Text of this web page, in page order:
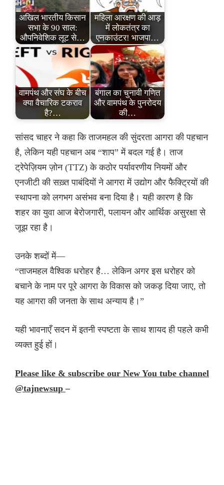
अखिल भारतीय किसान
सभा के 90 साल:
औपनिवेशिक लूट से…
महिला आरक्षण की आड़
में लोकतंत्र का
एनकाउंटर! भाजपा…
वामपंथ और संघ के बीच
क्या वैचारिक टकराव
है?…
बंगाल का चुनावी गणित
और वामपंथ के पुनरोदय
की…
सांसद चाहर ने कहा कि ताजमहल की सुंदरता आगरा की पहचान
है, लेकिन यही पहचान अब “शाप” में बदल गई है। ताज
ट्रेपेज़ियम ज़ोन (TTZ) के कठोर पर्यावरणीय नियमों और
एनजीटी की सख़्त पाबंदियों ने आगरा में उद्योग और फैक्ट्रियों की
स्थापना को लगभग असंभव बना दिया है। यही कारण है कि
शहर का युवा आज बेरोजगारी, पलायन और आर्थिक असुरक्षा से
जूझ रहा है।
उनके शब्दों में—
“ताजमहल वैश्विक धरोहर है… लेकिन अगर इस धरोहर को
बचाने के नाम पर पूरे आगरा के विकास को जकड़ दिया जाए, तो
यह आगरा की जनता के साथ अन्याय है।”
यही भावनाएँ सदन में इतनी स्पष्टता के साथ शायद ही पहले कभी
व्यक्त हुई हों।
Please like & subscribe our New You tube channel
@tajnewsup–